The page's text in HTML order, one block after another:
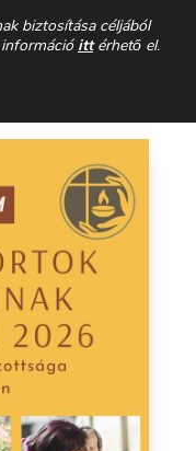
biztosítása céljából
ittérhető el.